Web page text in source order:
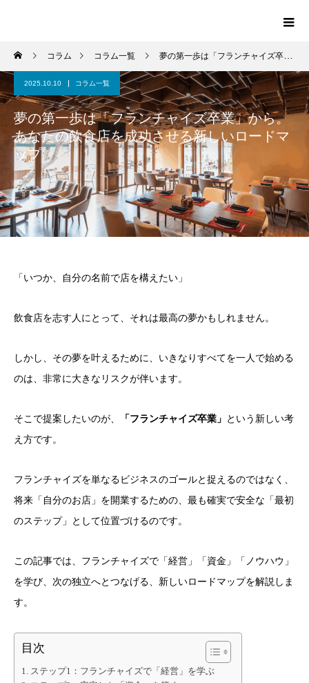
コラム コラム一覧 夢の第一歩は「フランチャイズ卒業」から。あなたの飲食店を成功させる新しいロードマップ
2025.10.10 コラム一覧
夢の第一歩は「フランチャイズ卒業」から。
あなたの飲食店を成功させる新しいロードマ
ップ
「いつか、自分の名前で店を構えたい」
飲食店を志す人にとって、それは最高の夢かもしれません。
しかし、その夢を叶えるために、いきなりすべてを一人で始める
のは、非常に大きなリスクが伴います。
そこで提案したいのが、 「フランチャイズ卒業」 という新しい考
え方です。
フランチャイズを単なるビジネスのゴールと捉えるのではなく、
将来「自分のお店」を開業するための、最も確実で安全な「最初
のステップ」として位置づけるのです。
この記事では、フランチャイズで「経営」「資金」「ノウハウ」
を学び、次の独立へとつなげる、新しいロードマップを解説しま
す。
目次
ステップ1：フランチャイズで「経営」を学ぶ